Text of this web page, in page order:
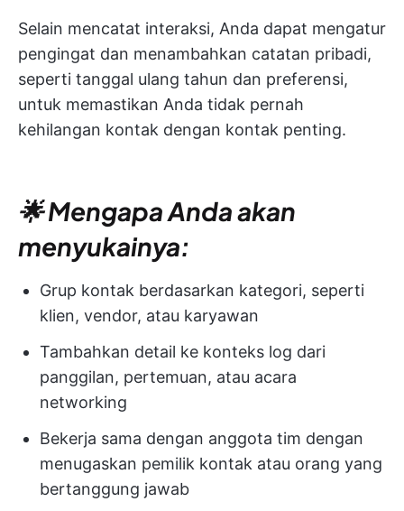
Selain mencatat interaksi, Anda dapat mengatur
pengingat dan menambahkan catatan pribadi,
seperti tanggal ulang tahun dan preferensi,
untuk memastikan Anda tidak pernah
kehilangan kontak dengan kontak penting.
🌟 Mengapa Anda akan
menyukainya:
Grup kontak berdasarkan kategori, seperti
klien, vendor, atau karyawan
Tambahkan detail ke konteks log dari
panggilan, pertemuan, atau acara
networking
Bekerja sama dengan anggota tim dengan
menugaskan pemilik kontak atau orang yang
bertanggung jawab